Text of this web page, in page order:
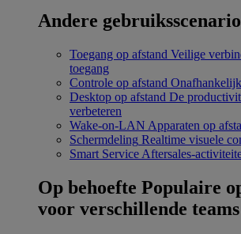
Andere
Toegang op afstand Veilige
toegang
Controle op afstand
Desktop op afstand De
verbeteren
Wake-on-LAN Apparaten op
Schermdeling Realtime visuele
Smart Service Aftersales-
Op behoefte Populaire
voor verschillende teams